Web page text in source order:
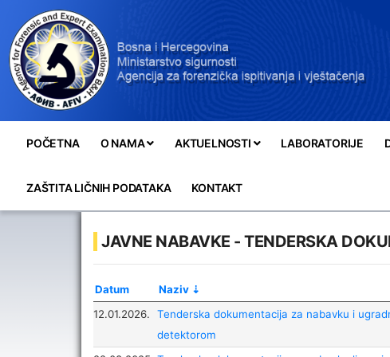
POČETNA O NAMA AKTUELNOSTI LABORATORIJE
ZAŠTITA LIČNIH PODATAKA KONTAKT
JAVNE NABAVKE - TENDERSKA
Datum
Naziv
12.01.2026.
Tenderska dokumentacija za nabavku i
detektorom